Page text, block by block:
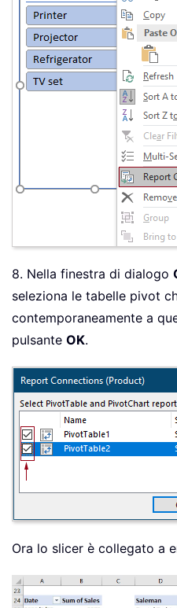
8. Nella finestra di dialogo
seleziona le tabelle pivot
contemporaneamente a
pulsante OK.
Ora lo slicer è collegato a